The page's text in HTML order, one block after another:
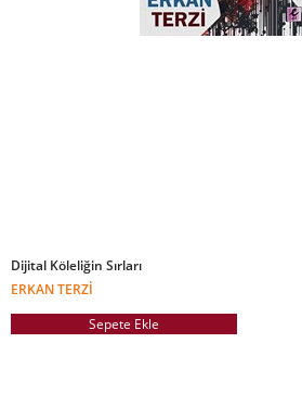
Dijital Köleliğin Sırları
ERKAN TERZI
Sepete Ekle